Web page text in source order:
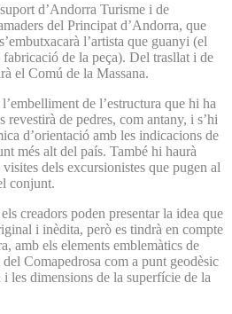
d’Andorra Turisme i de
del Principat d’Andorra, que
l’artista que guanyi (el
de la peça). Del trasllat i de
el Comú de la Massana.
de l’estructura que hi ha
de pedres, com antany, i s’hi
d’orientació amb les indicacions de
més alt del país. També hi haurà
dels excursionistes que pugen al
conjunt.
creadors poden presentar la idea que
i inèdita, però es tindrà en compte
amb els elements emblemàtics de
Comapedrosa com a punt geodèsic
les dimensions de la superfície de la